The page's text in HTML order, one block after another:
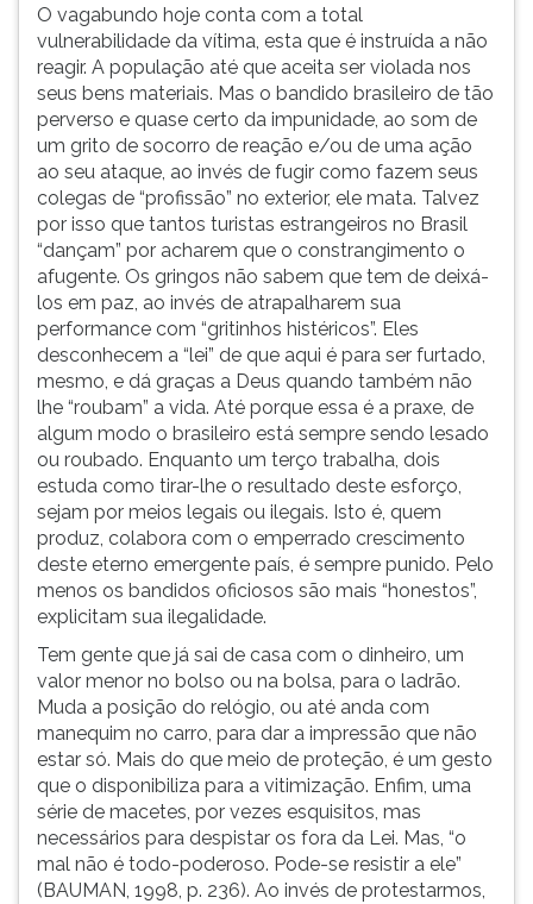
O vagabundo hoje conta com a total
vulnerabilidade da vítima, esta que é instruída a não
reagir. A população até que aceita ser violada nos
seus bens materiais. Mas o bandido brasileiro de tão
perverso e quase certo da impunidade, ao som de
um grito de socorro de reação e/ou de uma ação
ao seu ataque, ao invés de fugir como fazem seus
colegas de “profissão” no exterior, ele mata. Talvez
por isso que tantos turistas estrangeiros no Brasil
“dançam” por acharem que o constrangimento o
afugente. Os gringos não sabem que tem de deixá-
los em paz, ao invés de atrapalharem sua
performance com “gritinhos histéricos”. Eles
desconhecem a “lei” de que aqui é para ser furtado,
mesmo, e dá graças a Deus quando também não
lhe “roubam” a vida. Até porque essa é a praxe, de
algum modo o brasileiro está sempre sendo lesado
ou roubado. Enquanto um terço trabalha, dois
estuda como tirar-lhe o resultado deste esforço,
sejam por meios legais ou ilegais. Isto é, quem
produz, colabora com o emperrado crescimento
deste eterno emergente país, é sempre punido. Pelo
menos os bandidos oficiosos são mais “honestos”,
explicitam sua ilegalidade.
Tem gente que já sai de casa com o dinheiro, um
valor menor no bolso ou na bolsa, para o ladrão.
Muda a posição do relógio, ou até anda com
manequim no carro, para dar a impressão que não
estar só. Mais do que meio de proteção, é um gesto
que o disponibiliza para a vitimização. Enfim, uma
série de macetes, por vezes esquisitos, mas
necessários para despistar os fora da Lei. Mas, “o
mal não é todo-poderoso. Pode-se resistir a ele”
(BAUMAN, 1998, p. 236). Ao invés de protestarmos,